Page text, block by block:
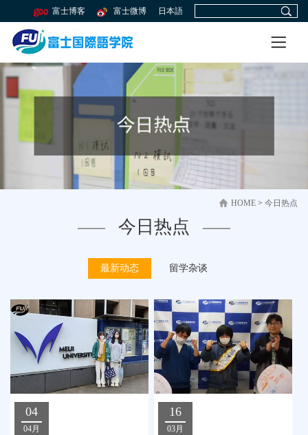
富士博客 富士微博 日本語
HOME > 今日热点
今日热点
最新动态 留学杂谈
04
04月
16
03月